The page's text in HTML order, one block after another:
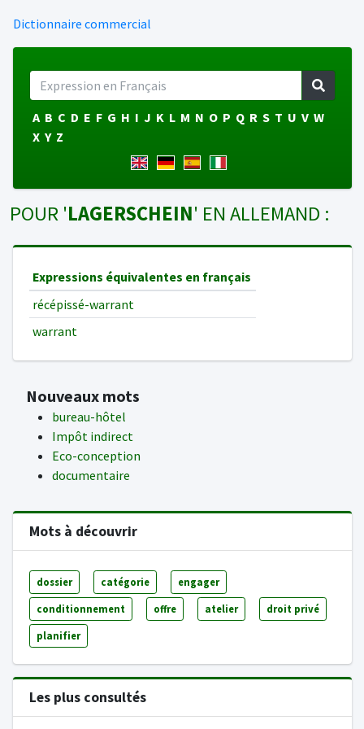
Dictionnaire commercial
A B C D E F G H I J K L M N O P Q R S T U V W
X Y Z
POUR 'LAGERSCHEIN' EN ALLEMAND :
Expressions équivalentes en français
récépissé-warrant
warrant
Nouveaux mots
bureau-hôtel
Impôt indirect
Eco-conception
documentaire
Mots à découvrir
dossier catégorie engager
conditionnement offre atelier droit privé
planifier
Les plus consultés